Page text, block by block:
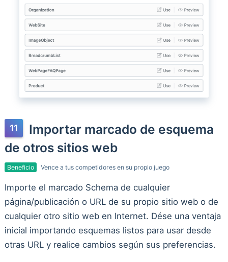
Importar marcado de esquema
de otros sitios web
Beneficio Vence a tus competidores en su propio juego
Importe el marcado Schema de cualquier
página/publicación o URL de su propio sitio web o de
cualquier otro sitio web en Internet. Dése una ventaja
inicial importando esquemas listos para usar desde
otras URL y realice cambios según sus preferencias.